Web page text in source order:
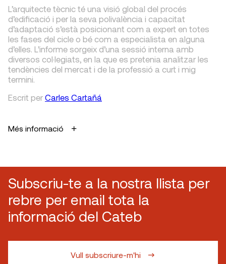
L’arquitecte tècnic té una visió global del procés
d’edificació i per la seva polivalència i capacitat
d’adaptació s’està posicionant com a expert en totes
les fases del cicle o bé com a especialista en alguna
d’elles. L’informe sorgeix d’una sessió interna amb
diversos col·legiats, en la que es pretenia analitzar les
tendències del mercat i de la professió a curt i mig
termini.
Escrit per Carles Cartañá
Més informació
Subscriu-te a la nostra llista per
rebre per email tota la
informació del Cateb
Vull subscriure-m'hi